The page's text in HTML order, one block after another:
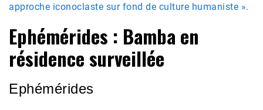
approche iconoclaste sur fond de culture humaniste ».
Ephémérides : Bamba en
résidence surveillée
Ephémérides